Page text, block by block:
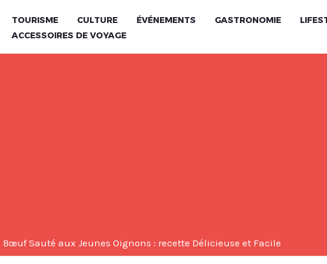
TOURISME CULTURE ÉVÉNEMENTS GASTRONOMIE
ACCESSOIRES DE VOYAGE
Bœuf Sauté aux Jeunes Oignons : recette Délicieuse et Facile